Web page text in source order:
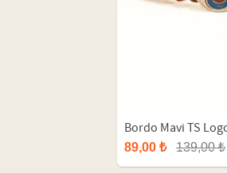
Bordo Mavi TS
89,00 ₺ 139,00 ₺